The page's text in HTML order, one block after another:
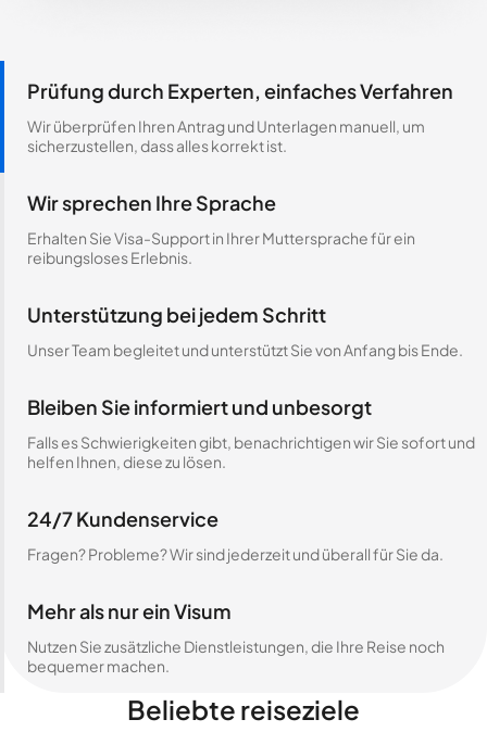
Prüfung durch Experten, einfaches Verfahren
Wir überprüfen Ihren Antrag und Unterlagen manuell, um
sicherzustellen, dass alles korrekt ist.
Wir sprechen Ihre Sprache
Erhalten Sie Visa-Support in Ihrer Muttersprache für ein
reibungsloses Erlebnis.
Unterstützung bei jedem Schritt
Unser Team begleitet und unterstützt Sie von Anfang bis Ende.
Bleiben Sie informiert und unbesorgt
Falls es Schwierigkeiten gibt, benachrichtigen wir Sie sofort und
helfen Ihnen, diese zu lösen.
24/7 Kundenservice
Fragen? Probleme? Wir sind jederzeit und überall für Sie da.
Mehr als nur ein Visum
Nutzen Sie zusätzliche Dienstleistungen, die Ihre Reise noch
bequemer machen.
Beliebte reiseziele